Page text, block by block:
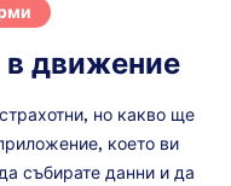
движение
но какво ще
което ви
събирате данни и да